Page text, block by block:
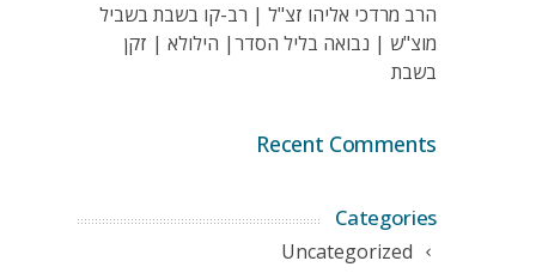
הרב מרדכי אליהו זצ"ל | רב-קו בשבת בשביל
מוצ"ש | נבואה בליל הסדר| הילולא | זקן
בשבת
Recent Comments
Categories
Uncategorized